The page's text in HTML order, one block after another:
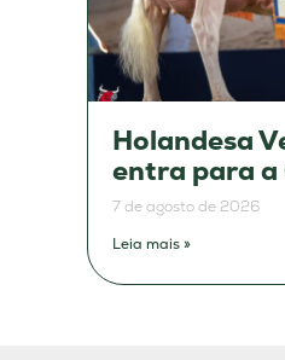
Holandesa
entra para a
7 de agosto de 2026
Leia mais »